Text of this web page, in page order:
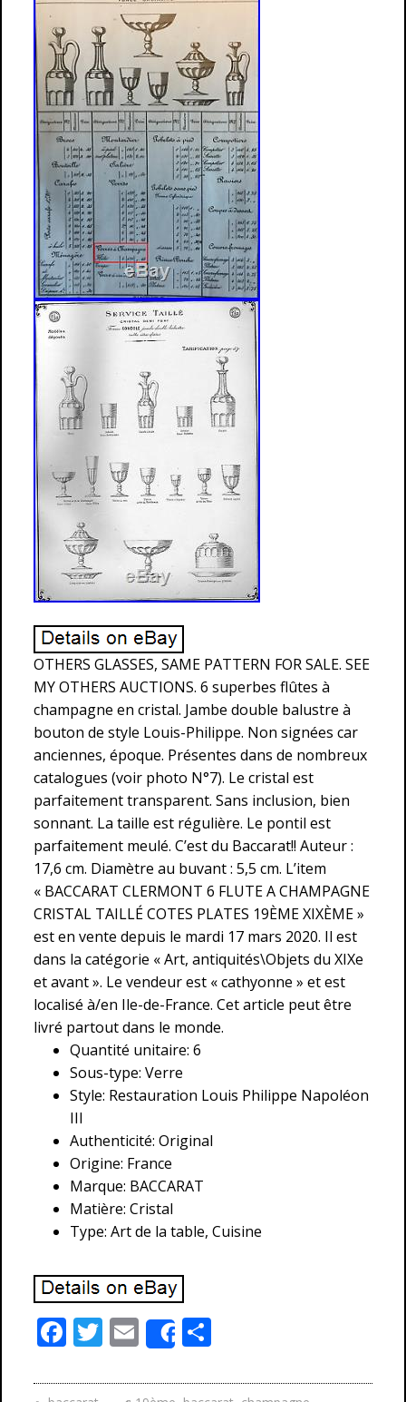
OTHERS GLASSES, SAME PATTERN FOR SALE. SEE
MY OTHERS AUCTIONS. 6 superbes flûtes à
champagne en cristal. Jambe double balustre à
bouton de style Louis-Philippe. Non signées car
anciennes, époque. Présentes dans de nombreux
catalogues (voir photo N°7). Le cristal est
parfaitement transparent. Sans inclusion, bien
sonnant. La taille est régulière. Le pontil est
parfaitement meulé. C’est du Baccarat!! Auteur :
17,6 cm. Diamètre au buvant : 5,5 cm. L’item
« BACCARAT CLERMONT 6 FLUTE A CHAMPAGNE
CRISTAL TAILLÉ COTES PLATES 19ÈME XIXÈME »
est en vente depuis le mardi 17 mars 2020. Il est
dans la catégorie « Art, antiquités\Objets du XIXe
et avant ». Le vendeur est « cathyonne » et est
localisé à/en Ile-de-France. Cet article peut être
livré partout dans le monde.
Quantité unitaire: 6
Sous-type: Verre
Style: Restauration Louis Philippe Napoléon
III
Authenticité: Original
Origine: France
Marque: BACCARAT
Matière: Cristal
Type: Art de la table, Cuisine
F
e
T
itt
E
m
ai
Share
ta